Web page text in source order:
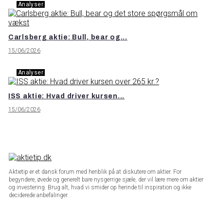
Analyser
Carlsberg aktie: Bull, bear og...
15/06/2026
Analyser
ISS aktie: Hvad driver kursen...
15/06/2026
Aktietip er et dansk forum med henblik på at diskutere om aktier. For
begyndere, øvede og generelt bare nysgerrige sjæle, der vil lære mere om aktier
og investering. Brug alt, hvad vi smider op herinde til inspiration og ikke
deciderede anbefalinger.